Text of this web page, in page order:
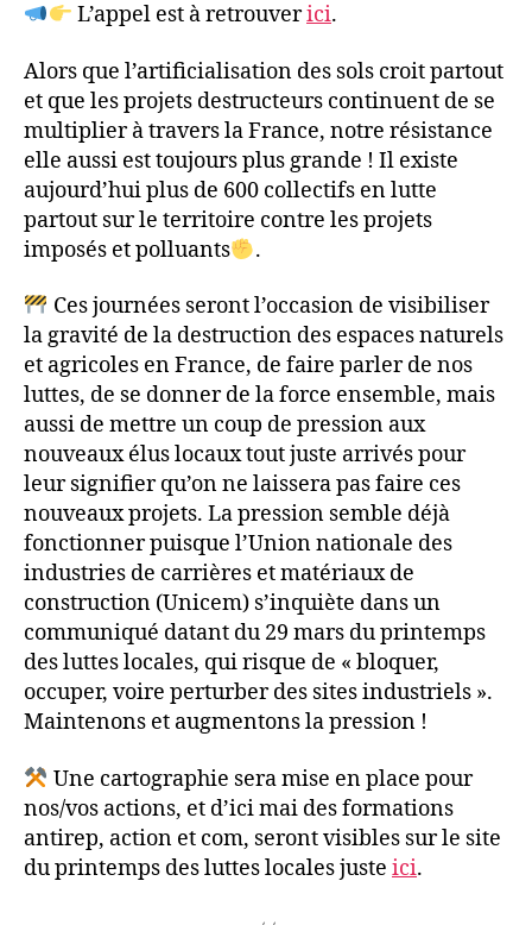
L’appel est à retrouverici.
Alors que l’artificialisation des sols croit partout
et que les projets destructeurs continuent de se
multiplier à travers la France, notre résistance
elle aussi est toujours plus grande ! Il existe
aujourd’hui plus de 600 collectifs en lutte
partout sur le territoire contre les projets
imposés et polluants
.
Ces journées seront l’occasion de visibiliser
la gravité de la destruction des espaces naturels
et agricoles en France, de faire parler de nos
luttes, de se donner de la force ensemble, mais
aussi de mettre un coup de pression aux
nouveaux élus locaux tout juste arrivés pour
leur signifier qu’on ne laissera pas faire ces
nouveaux projets. La pression semble déjà
fonctionner puisque l’Union nationale des
industries de carrières et matériaux de
construction (Unicem) s’inquiète dans un
communiqué datant du 29 mars du printemps
des luttes locales, qui risque de « bloquer,
occuper, voire perturber des sites industriels ».
Maintenons et augmentons la pression !
Une cartographie sera mise en place pour
nos/vos actions, et d’ici mai des formations
antirep, action et com, seront visibles sur le site
du printemps des luttes locales juste ici.